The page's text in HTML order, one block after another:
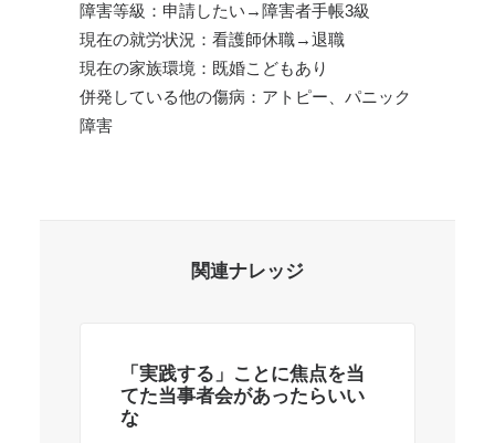
障害等級：申請したい→障害者手帳3級
現在の就労状況：看護師休職→退職
現在の家族環境：既婚こどもあり
併発している他の傷病：アトピー、パニック
障害
関連ナレッジ
「実践する」ことに焦点を当
てた当事者会があったらいい
な